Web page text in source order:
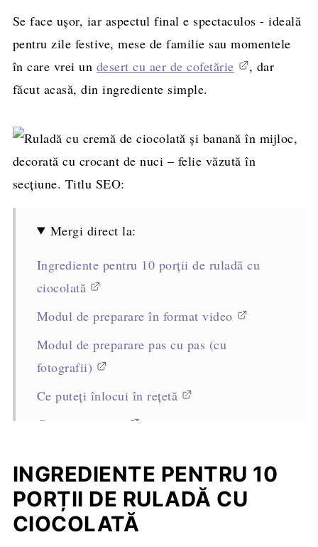
Se face ușor, iar aspectul final e spectaculos - ideală
pentru zile festive, mese de familie sau momentele
în care vrei un desert cu aer de cofetărie
, dar
făcut acasă, din ingrediente simple.
Mergi direct la:
Ingrediente pentru 10 porții de ruladă cu
ciocolată
Modul de preparare în format video
Modul de preparare pas cu pas (cu
fotografii)
Ce puteți înlocui în rețetă
Cum se servește
Sfaturi profesioniste pentru reușită
Întrebări frecvente
Alte rețete de rulade pe care să le încercați
INGREDIENTE PENTRU 10
PORȚII DE RULADĂ CU
CIOCOLATĂ